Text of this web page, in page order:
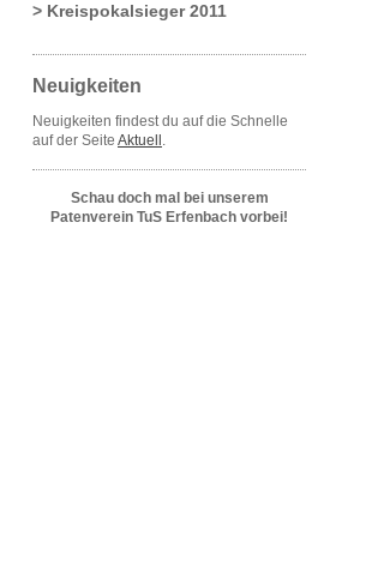
> Kreispokalsieger 2011
Neuigkeiten
Neuigkeiten findest du auf die Schnelle
auf der Seite Aktuell .
Schau doch mal bei unserem
Patenverein TuS Erfenbach vorbei!